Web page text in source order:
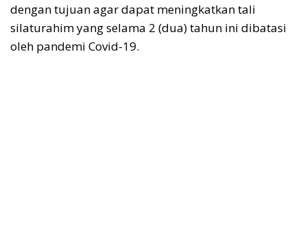
dengan tujuan agar dapat meningkatkan tali
silaturahim yang selama 2 (dua) tahun ini dibatasi
oleh pandemi Covid-19.